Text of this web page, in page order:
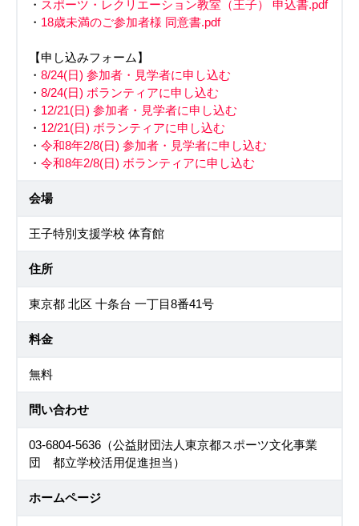
・ スポーツ・レクリエーション教室（王子） 申込書.pdf
・ 18歳未満のご参加者様 同意書.pdf
【申し込みフォーム】
・ 8/24(日) 参加者・見学者に申し込む
・ 8/24(日) ボランティアに申し込む
・ 12/21(日) 参加者・見学者に申し込む
・ 12/21(日) ボランティアに申し込む
・ 令和8年2/8(日) 参加者・見学者に申し込む
・ 令和8年2/8(日) ボランティアに申し込む
会場
王子特別支援学校 体育館
住所
東京都 北区 十条台 一丁目8番41号
料金
無料
問い合わせ
03-6804-5636（公益財団法人東京都スポーツ文化事業
団 都立学校活用促進担当）
ホームページ